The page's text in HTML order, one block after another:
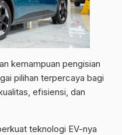
kemampuan pengisian
pilihan terpercaya bagi
efisiensi, dan
teknologi EV-nya